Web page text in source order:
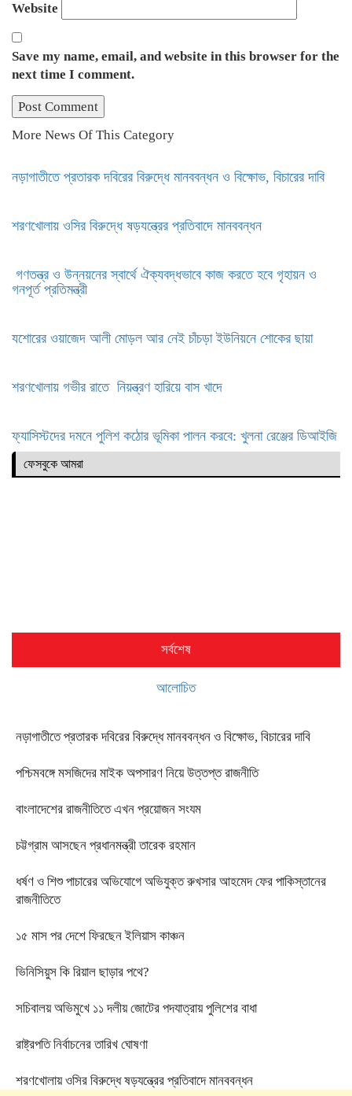
Website
Save my name, email, and website in this browser for the
next time I comment.
More News Of This Category
নড়াগাতীতে প্রতারক দবিরের বিরুদ্ধে মানববন্ধন ও বিক্ষোভ, বিচারের দাবি
শরণখোলায় ওসির বিরুদ্ধে ষড়যন্ত্রের প্রতিবাদে মানববন্ধন
গণতন্ত্র ও উন্নয়নের স্বার্থে ঐক্যবদ্ধভাবে কাজ করতে হবে গৃহায়ন ও
গনপূর্ত প্রতিমন্ত্রী
যশোরের ওয়াজেদ আলী মোড়ল আর নেই চাঁচড়া ইউনিয়নে শোকের ছায়া
শরণখোলায় গভীর রাতে নিয়ন্ত্রণ হারিয়ে বাস খাদে
ফ্যাসিস্টদের দমনে পুলিশ কঠোর ভূমিকা পালন করবে: খুলনা রেঞ্জের ডিআইজি
ফেসবুকে আমরা
সর্বশেষ
আলোচিত
নড়াগাতীতে প্রতারক দবিরের বিরুদ্ধে মানববন্ধন ও বিক্ষোভ, বিচারের দাবি
পশ্চিমবঙ্গে মসজিদের মাইক অপসারণ নিয়ে উত্তপ্ত রাজনীতি
বাংলাদেশের রাজনীতিতে এখন প্রয়োজন সংযম
চট্টগ্রাম আসছেন প্রধানমন্ত্রী তারেক রহমান
ধর্ষণ ও শিশু পাচারের অভিযোগে অভিযুক্ত রুখসার আহমেদ ফের পাকিস্তানের
রাজনীতিতে
১৫ মাস পর দেশে ফিরছেন ইলিয়াস কাঞ্চন
ভিনিসিয়ুস কি রিয়াল ছাড়ার পথে?
সচিবালয় অভিমুখে ১১ দলীয় জোটের পদযাত্রায় পুলিশের বাধা
রাষ্ট্রপতি নির্বাচনের তারিখ ঘোষণা
শরণখোলায় ওসির বিরুদ্ধে ষড়যন্ত্রের প্রতিবাদে মানববন্ধন